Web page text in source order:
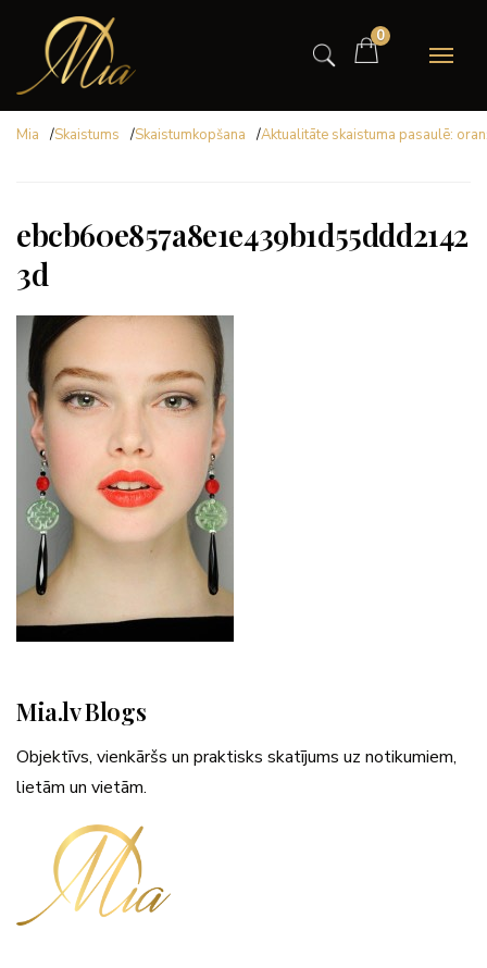
0
Mia /Skaistums /Skaistumkopšana /Aktualitāte skaistuma pasaulē:
ebcb60e857a8e1e439b1d55ddd2142
3d
Mia.lv Blogs
Objektīvs, vienkāršs un praktisks skatījums uz notikumiem,
lietām un vietām.